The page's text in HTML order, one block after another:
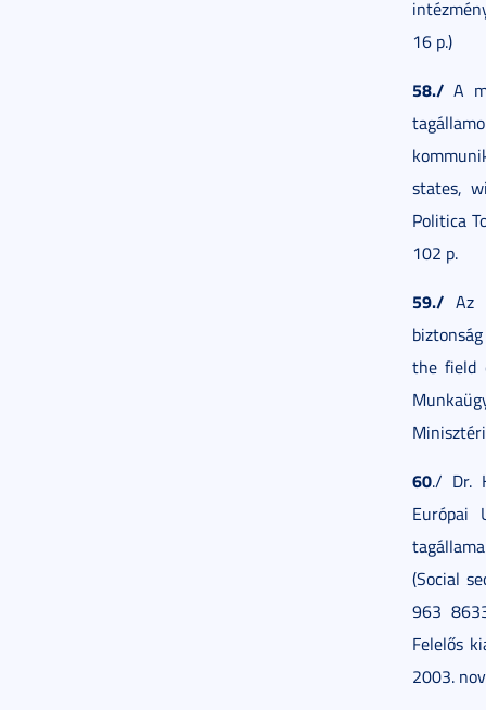
16 p.)
58./ A
states,
Politica
102 p.
59./ Az
the field
60./ Dr.
Európai
(Social
963
Felelős
2003.